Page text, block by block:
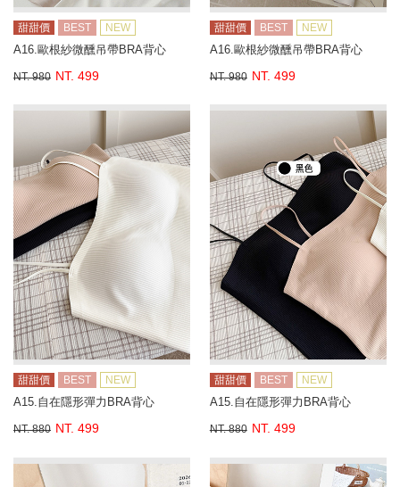
甜甜價 BEST NEW
A16.歐根紗微醺吊帶BRA背心
NT. 980 NT. 499
甜甜價 BEST NEW
A16.歐根紗微醺吊帶BRA背心
NT. 980 NT. 499
甜甜價 BEST NEW
A15.自在隱形彈力BRA背心
NT. 880 NT. 499
甜甜價 BEST NEW
A15.自在隱形彈力BRA背心
NT. 880 NT. 499